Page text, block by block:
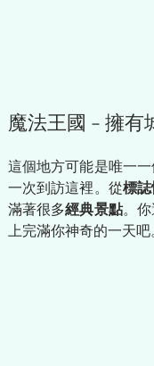
魔法王國 - 擁有
這個地方可能是唯一
一次到訪這裡。從標
滿著很多經典景點。
上完滿你神奇的一天吧。